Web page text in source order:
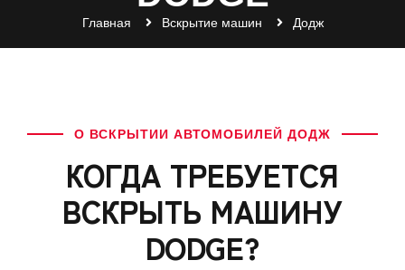
Главная Вскрытие машин Додж
О ВСКРЫТИИ АВТОМОБИЛЕЙ ДОДЖ
КОГДА ТРЕБУЕТСЯ
ВСКРЫТЬ МАШИНУ
DODGE?